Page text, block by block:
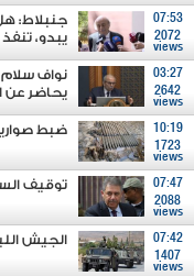
07:53
2072
views
جنبلاط:
يبدو، تنفذ
03:27
2642
views
نواف
يحاضر عن
10:19
1723
views
ضبط
07:47
2088
views
توقيف
07:42
1407
views
الجيش